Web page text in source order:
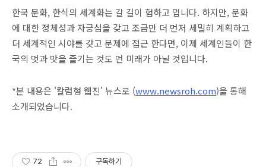
한국 문화, 한식의 세계화는 갈 길이 험하고 멉니다. 하지만, 문화
에 대한 정체성과 자긍심을 갖고 조금만 더 먼저 세밀히 계획하고
더 세계적인 시야를 갖고 문제에 접근 한다면, 이제 세계인들이 한
국의 멋과 맛을 즐기는 것도 먼 미래가 아닐 것입니다.
*본 내용은 '칼럼형 웹진' 뉴스로 (www.newsroh.com)을 통해
소개되었습니다.
72 구독하기